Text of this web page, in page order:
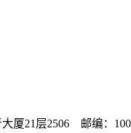
厦21层2506 邮编：